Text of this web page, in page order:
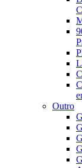
Outro